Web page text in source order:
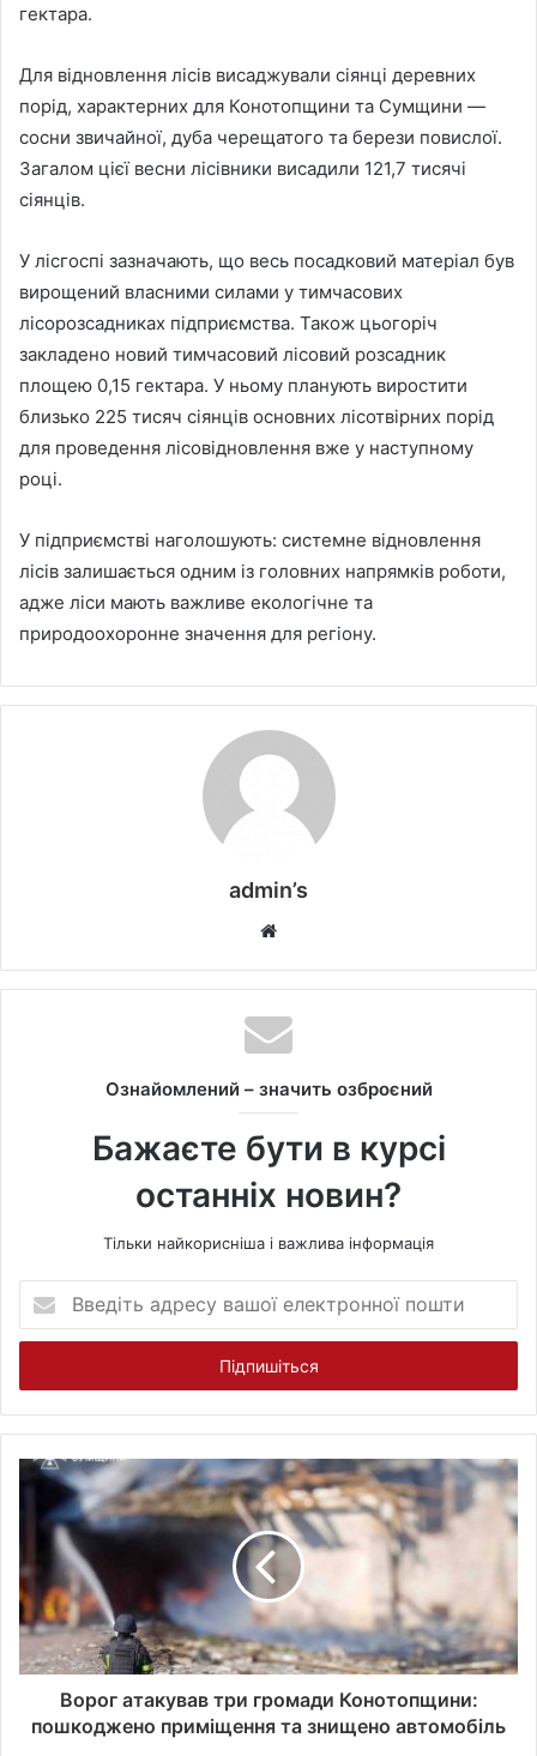
гектара.
Для відновлення лісів висаджували сіянці деревних
порід, характерних для Конотопщини та Сумщини —
сосни звичайної, дуба черещатого та берези повислої.
Загалом цієї весни лісівники висадили 121,7 тисячі
сіянців.
У лісгоспі зазначають, що весь посадковий матеріал був
вирощений власними силами у тимчасових
лісорозсадниках підприємства. Також цьогоріч
закладено новий тимчасовий лісовий розсадник
площею 0,15 гектара. У ньому планують виростити
близько 225 тисяч сіянців основних лісотвірних порід
для проведення лісовідновлення вже у наступному
році.
У підприємстві наголошують: системне відновлення
лісів залишається одним із головних напрямків роботи,
адже ліси мають важливе екологічне та
природоохоронне значення для регіону.
admin’s
b
s
i
e
Ознайомлений – значить озброєний
Бажаєте бути в курсі
останніх новин?
Тільки найкорисніша і важлива інформація
е
і
т
с
у
в
ш
Ворог атакував три громади Конотопщини:
пошкоджено приміщення та знищено автомобіль